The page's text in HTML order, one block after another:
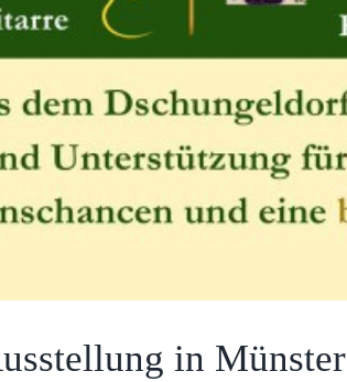
in Münster